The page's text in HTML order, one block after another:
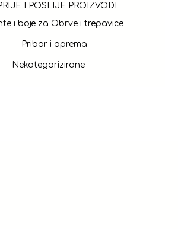
I POSLIJE PROIZVODI
i boje za Obrve i trepavice
Pribor i oprema
Nekategorizirane